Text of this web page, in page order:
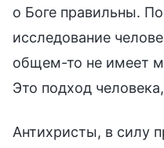
о Боге правильны.
исследование
общем-то не имеет
Это подход
Антихристы, в силу